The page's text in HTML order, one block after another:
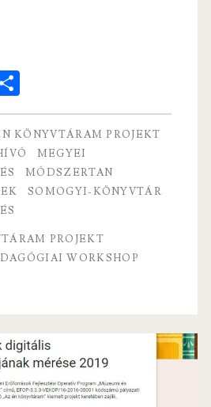
S
ha
re
KÖNYVTÁRAM PROJEKT
MEGYEI
MÓDSZERTAN
SOMOGYI-KÖNYVTÁR
PROJEKT
WORKSHOP